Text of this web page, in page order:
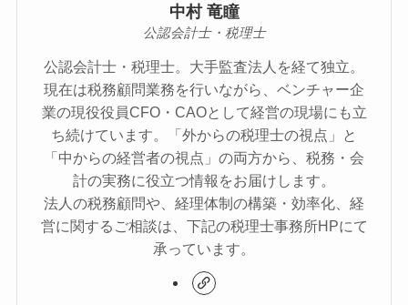
中村 竜瞳
公認会計士・税理士
公認会計士・税理士。大手監査法人を経て独立。
現在は税務顧問業務を行いながら、ベンチャー企
業の現役役員CFO・CAOとして経営の現場にも立
ち続けています。「外からの税理士の視点」と
「中からの経営者の視点」の両方から、税務・会
計の実務に役立つ情報をお届けします。
法人の税務顧問や、経理体制の構築・効率化、経
営に関するご相談は、下記の税理士事務所HPにて
承っています。